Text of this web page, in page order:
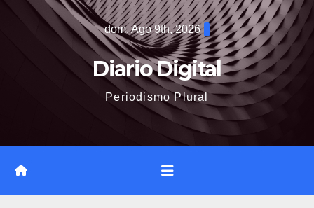
dom. Ago 9th, 2026
Diario Digital
Periodismo Plural